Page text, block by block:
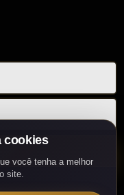
cookies
você tenha a melhor
site.